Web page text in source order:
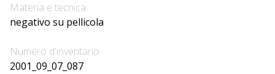
Materia e tecnica
negativo su pellicola
Numero d'inventario
2001_09_07_087